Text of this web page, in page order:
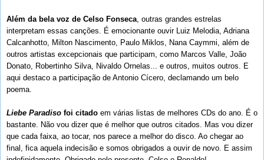
Além da bela voz de Celso Fonseca , outras grandes estrelas
interpretam essas canções. É emocionante ouvir Luiz Melodia, Adriana
Calcanhotto, Milton Nascimento, Paulo Miklos, Nana Caymmi, além de
outros artistas excepcionais que participam, como Marcos Valle, João
Donato, Robertinho Silva, Nivaldo Ornelas... e outros, muitos outros. E
aqui destaco a participação de Antonio Cícero, declamando um belo
poema.
Liebe Paradiso foi citado em várias listas de melhores CDs do ano. É o
bastante. Não vou dizer que é melhor que outros citados. Mas vou dizer
que cada faixa, ao tocar, nos parece a melhor do disco. Ao chegar ao
final, fica aquela indecisão e somos obrigados a ouvir de novo. E assim